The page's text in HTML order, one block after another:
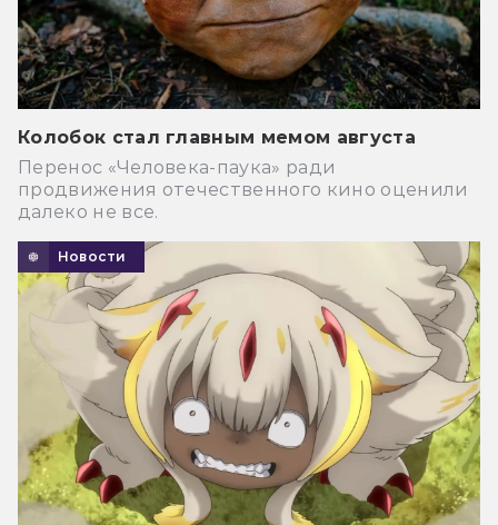
Колобок стал главным мемом августа
Перенос «Человека-паука» ради
продвижения отечественного кино оценили
далеко не все.
Новости